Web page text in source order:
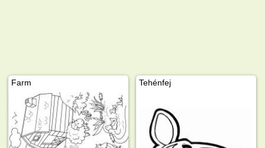
Farm Tehénfej